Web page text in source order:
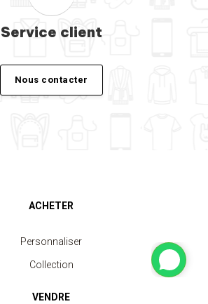
Service client
Nous contacter
ACHETER
Personnaliser
Collection
VENDRE